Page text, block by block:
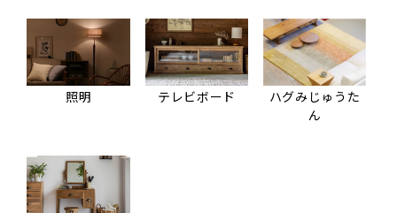
照明 テレビボード
ハグみじゅうた
ん